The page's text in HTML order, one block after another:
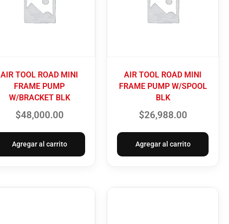
AIR TOOL ROAD MINI
FRAME PUMP
W/BRACKET BLK
$48,000.00
Agregar al carrito
AIR TOOL ROAD MINI
FRAME PUMP W/SPOOL
BLK
$26,988.00
Agregar al carrito